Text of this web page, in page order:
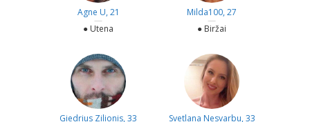
Agne U, 21
—
● Utena
Milda100, 27
—
● Biržai
Giedrius Zilionis, 33 Svetlana Nesvarbu, 33